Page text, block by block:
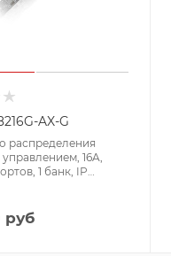
AX-G
распределения
16A,
1 банк, IP
руб